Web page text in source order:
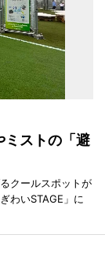
ミストの「避
クールスポットが
わいSTAGE」に